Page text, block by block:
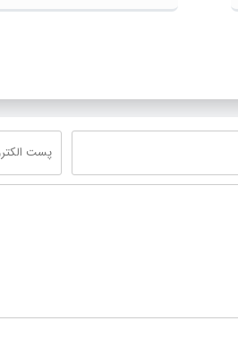
دولت، قاچاق سوخت و عوامل